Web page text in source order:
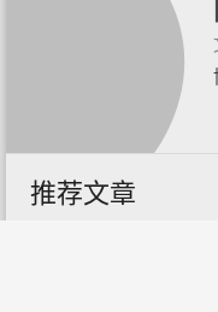
推荐文章